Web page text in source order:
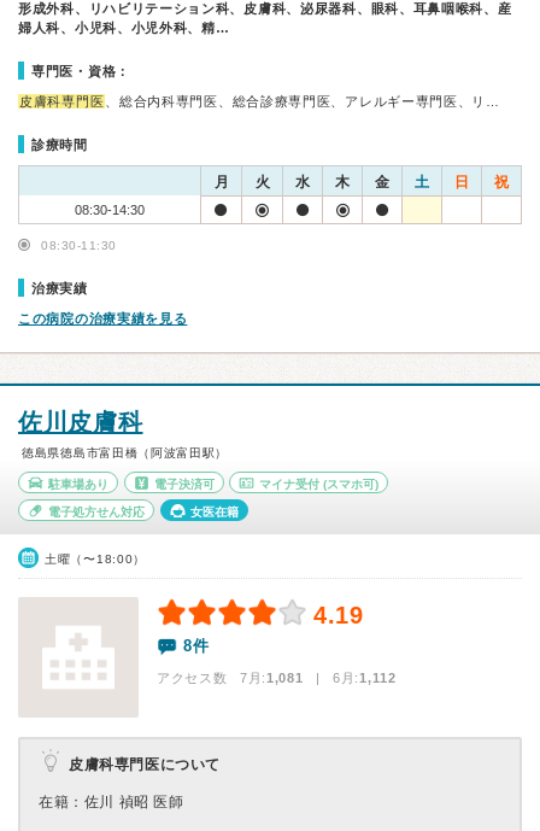
形成外科、リハビリテーション科、皮膚科、泌尿器科、眼科、耳鼻咽喉科、産
婦人科、小児科、小児外科、精…
専門医・資格：
皮膚科専門医 、総合内科専門医、総合診療専門医、アレルギー専門医、リ…
診療時間
月 火 水 木 金 土 日 祝
08:30-14:30
08:30-11:30
治療実績
この病院の治療実績を見る
佐川皮膚科
徳島県徳島市富田橋（阿波富田駅）
駐車場あり 電子決済可 マイナ受付 (スマホ可)
電子処方せん対応 女医在籍
土曜（〜18:00）
4.19
8件
アクセス数 7月:1,081 | 6月:1,112
皮膚科専門医について
在籍：佐川 禎昭 医師